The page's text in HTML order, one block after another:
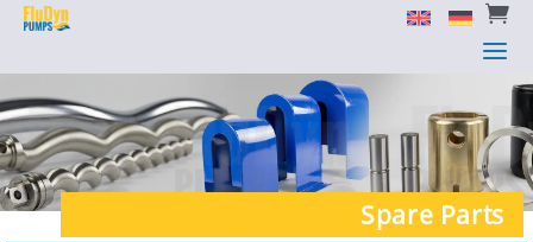

a

a
Spare Parts